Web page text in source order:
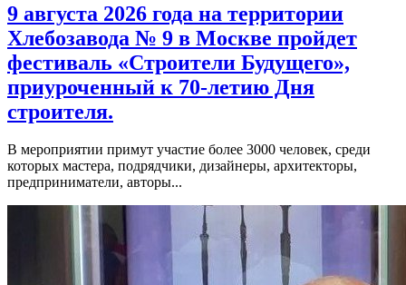
9 августа 2026 года на территории
Хлебозавода № 9 в Москве пройдет
фестиваль «Строители Будущего»,
приуроченный к 70-летию Дня
строителя.
В мероприятии примут участие более 3000 человек, среди
которых мастера, подрядчики, дизайнеры, архитекторы,
предприниматели, авторы...